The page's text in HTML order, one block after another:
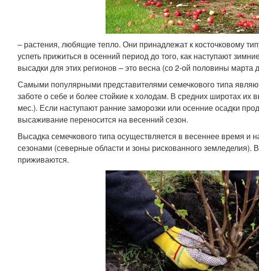
– растения, любящие тепло. Они принадлежат к косточковому
успеть прижиться в осенний период до того, как наступают
высадки для этих регионов – это весна (со 2-ой половины марта
Самыми популярными представителями семечкового типа
заботе о себе и более стойкие к холодам. В средних широтах их
мес.). Если наступают ранние заморозки или осенние осадки
высаживание переносится на весенний сезон.
Высадка семечкового типа осуществляется в весеннее время и
сезонами (северные области и зоны рискованного
приживаются.